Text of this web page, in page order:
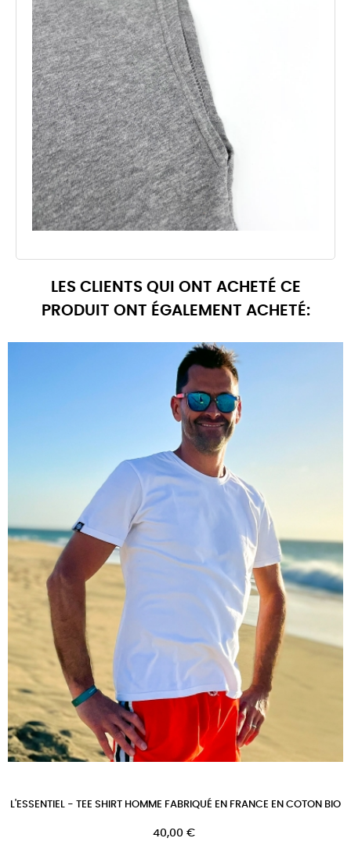
LES CLIENTS QUI ONT ACHETÉ CE
PRODUIT ONT ÉGALEMENT ACHETÉ:
L'ESSENTIEL - TEE SHIRT HOMME FABRIQUÉ EN FRANCE EN COTON BIO
Prix
40,00 €